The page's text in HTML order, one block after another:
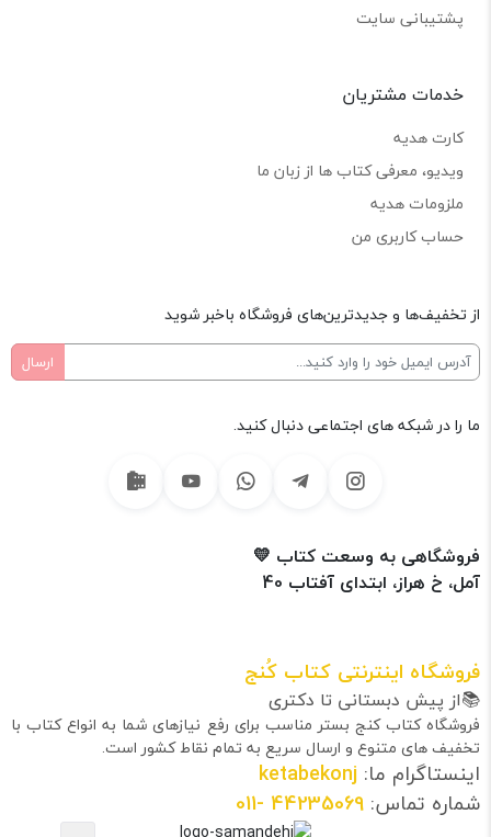
پشتیبانی سایت
خدمات مشتریان
کارت هدیه
ویدیو، معرفی کتاب ها از زبان ما
ملزومات هدیه
حساب کاربری من
از تخفیف‌ها و جدیدترین‌های فروشگاه باخبر شوید
ما را در شبکه های اجتماعی دنبال کنید.
فروشگاهی به وسعت کتاب 💛
آمل، خ هراز، ابتدای آفتاب 40
فروشگاه اینترنتی کتاب کُنج
📚از پیش دبستانی تا دکتری
فروشگاه کتاب کنج بستر مناسب برای رفع نیازهای شما به انواع کتاب با
تخفیف های متنوع و ارسال سریع به تمام نقاط کشور است.
اینستاگرام ما: ketabekonj
شماره تماس: 44235069
-011